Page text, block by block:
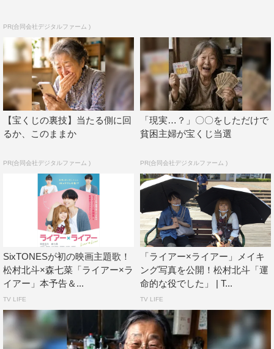
途な透の姿に、真実を言いづらくなった湊は“みな”として
透と付き合うことに。そんな時、大学のサークル交流会で
再会した幼馴染の烏丸にも告白されて…？
この度、第2弾キャストとして、小関と堀田の出演情報が
解禁。小関は、湊の幼馴染で大学のサークル交流会で再会
する、お城好きの優しい文化系男子・烏丸真士を演じる。
湊がかつて片思いをしていた憧れの存在であり、偶然の再
出演にあたり、小関は「実は最近、自分のお芝居の中で、
言い放った『嘘』の言葉とその裏に隠されている本当の気
持ちについて考えさせられる事が多くなっていたので、題
名ともなっている『嘘』を描くこの作品にとても運命を感
じます」と、本作への思いを明かす。
そして、湊の親友・野口真樹役には堀田。モデルとして湊
に女子高生姿で街を歩くように提案し、あり得ない三角関
係のきっかけをつくる張本人だ。前代未聞の三角関係に戸
惑う湊の相談に乗る、姉のように頼もしいキャラクターを
その大人っぽい雰囲気と愛らしさで演じている。
PR(合同会社デジタルファーム )
【宝くじの裏技】当たる側に回
るか、このままか
PR(合同会社デジタルファーム )
「現実…？」〇〇をしただけで
貧困主婦が宝くじ当選
PR(合同会社デジタルファーム )
SixTONESが初の映画主題歌！
松村北斗×森七菜「ライアー×ラ
イアー」本予告＆...
TV LIFE
「ライアー×ライアー」メイキ
ング写真を公開！松村北斗「運
命的な役でした」 | T...
TV LIFE